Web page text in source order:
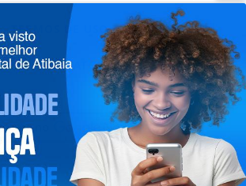
TERMOS DE USO E PRIVACIDADE |
CONTATO